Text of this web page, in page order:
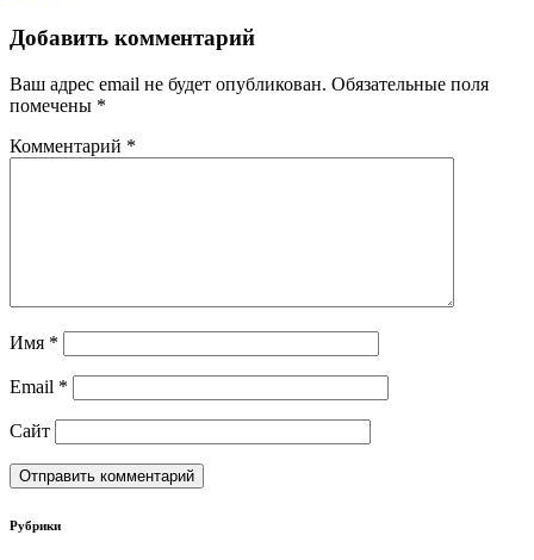
Добавить комментарий
Ваш адрес email не будет опубликован. Обязательные поля
помечены *
Комментарий *
Имя *
Email *
Сайт
Рубрики